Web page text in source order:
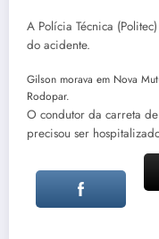
A Polícia Técnica
do acidente.
Gilson morava em Nova
Rodopar.
O condutor da carreta
precisou ser